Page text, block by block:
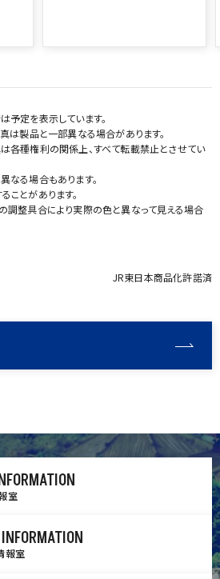
定を表示しています。
は製品と一部異なる場合があります。
各種権利の関係上、すべて転載禁止とさせてい
る場合もあります。
とがあります。
調整具合により実際の色と異なって見える場合
JR東日本商品化許諾済
室
報室